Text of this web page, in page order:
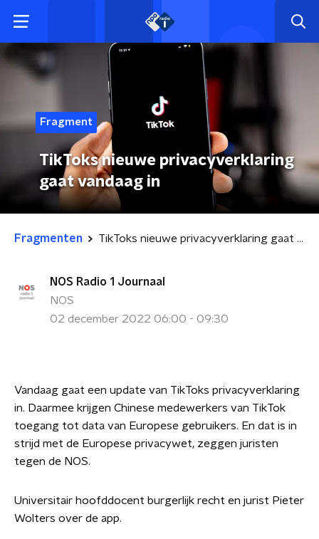
Fragment
TikToks nieuwe privacyverklaring
gaat vandaag in
Fragmenten TikToks nieuwe privacyverklaring gaat vandaag in
NOS Radio 1 Journaal
NOS
02 december 2022 06:00 - 09:30
Vandaag gaat een update van TikToks privacyverklaring
in. Daarmee krijgen Chinese medewerkers van TikTok
toegang tot data van Europese gebruikers. En dat is in
strijd met de Europese privacywet, zeggen juristen
tegen de NOS.
Universitair hoofddocent burgerlijk recht en jurist Pieter
Wolters over de app.